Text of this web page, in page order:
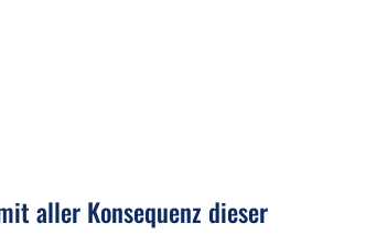
aller Konsequenz dieser